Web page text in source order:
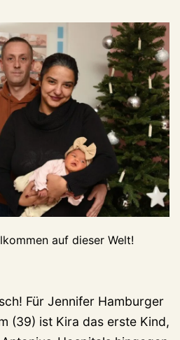
auf dieser Welt!
Für Jennifer Hamburger
(39) ist Kira das erste Kind,